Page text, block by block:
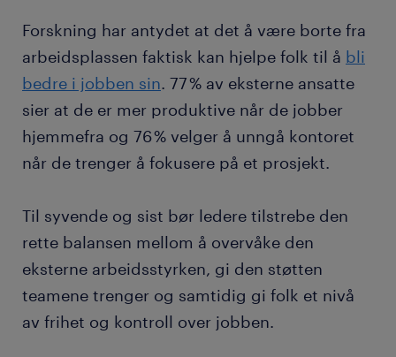
Forskning har antydet at det å være borte fra
arbeidsplassen faktisk kan hjelpe folk til å bli
bedre i jobben sin. 77 % av eksterne ansatte
sier at de er mer produktive når de jobber
hjemmefra og 76 % velger å unngå kontoret
når de trenger å fokusere på et prosjekt.
Til syvende og sist bør ledere tilstrebe den
rette balansen mellom å overvåke den
eksterne arbeidsstyrken, gi den støtten
teamene trenger og samtidig gi folk et nivå
av frihet og kontroll over jobben.